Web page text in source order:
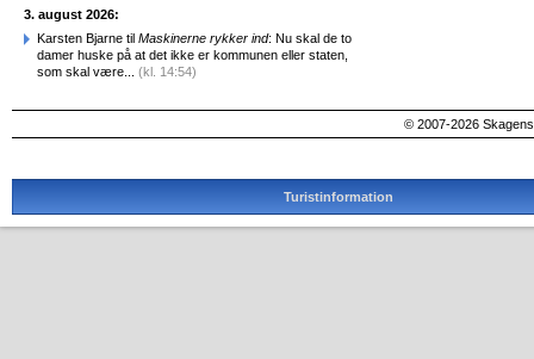
3. august 2026:
Karsten Bjarne til Maskinerne rykker ind: Nu skal de to
damer huske på at det ikke er kommunen eller staten,
som skal være... (kl. 14:54)
© 2007-2026
Turistinformation